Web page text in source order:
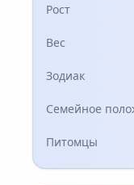
Рост
Вес
Зодиак
Семейное
Питомцы